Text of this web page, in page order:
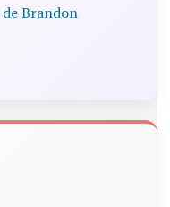
Brandon